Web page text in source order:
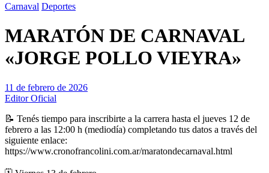
Carnaval Deportes
MARATÓN DE CARNAVAL
«JORGE POLLO VIEYRA»
11 de febrero de 2026
Editor Oficial
📝 Tenés tiempo para inscribirte a la carrera hasta el jueves 12 de
febrero a las 12:00 h (mediodía) completando tus datos a través del
siguiente enlace:
https://www.cronofrancolini.com.ar/maratondecarnaval.html